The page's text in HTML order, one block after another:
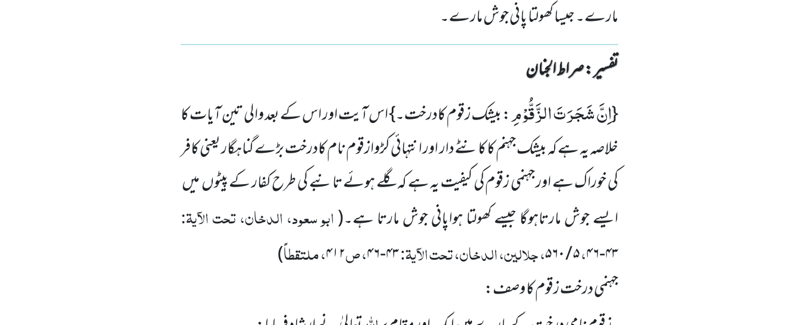
مارے۔ جیسا کھولتا پانی جوش مارے۔
تفسیر : ‎صراط الجنان
{اِنَّ شَجَرَتَ الزَّقُّوْمِ: بیشک زقوم کادرخت۔} اس آیت اور اس کے بعد والی تین آیات کا
خلاصہ یہ ہے کہ بیشک جہنم کا کانٹے دار اور انتہائی کڑوازقوم نام کادرخت بڑے گناہگار یعنی کافر
کی خوراک ہے اور جہنمی زقوم کی کیفیت یہ ہے کہ گلے ہوئے تانبے کی طرح کفار کے پیٹوں میں
ایسے جوش مارتاہوگا جیسے کھولتا ہواپانی جوش مارتا ہے۔(ابو سعود، الدخان، تحت الآیۃ:
۴۳-۴۶ ،۵ / ۵۶۰ ، جلالین، الدخان، تحت الآیۃ:۴۳-۴۶ ، ص۴۱۲، ملتقطاً)
جہنمی درخت زقوم کا وصف: